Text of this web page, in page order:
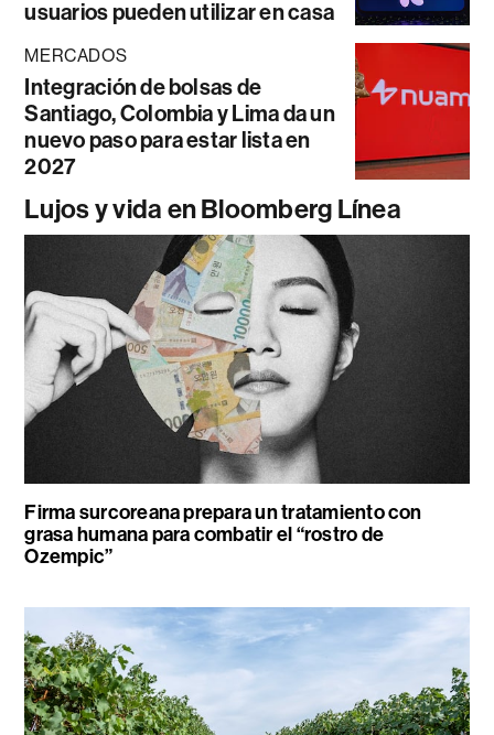
usuarios pueden utilizar en casa
MERCADOS
Integración de bolsas de
Santiago, Colombia y Lima da un
nuevo paso para estar lista en
2027
Lujos y vida en Bloomberg Línea
Firma surcoreana prepara un tratamiento con
grasa humana para combatir el “rostro de
Ozempic”